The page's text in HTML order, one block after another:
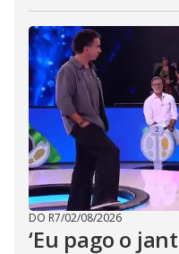
DO R7/02/08/2026
‘Eu pago o